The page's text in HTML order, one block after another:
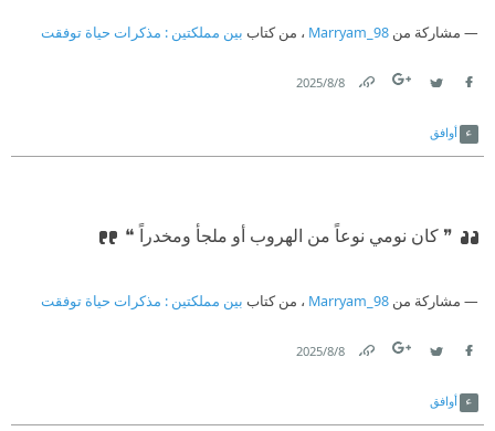
مشاركة من Marryam_98 ، من كتاب بين مملكتين : مذكرات حياة توفقت
8‏/8‏/2025
أوافق
❞ كان نومي نوعاً من الهروب أو ملجأ ومخدراً ❝
مشاركة من Marryam_98 ، من كتاب بين مملكتين : مذكرات حياة توفقت
8‏/8‏/2025
أوافق